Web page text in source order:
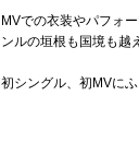
MVでの衣装やパフォ
ンルの垣根も国境も越
初シングル、初MVに